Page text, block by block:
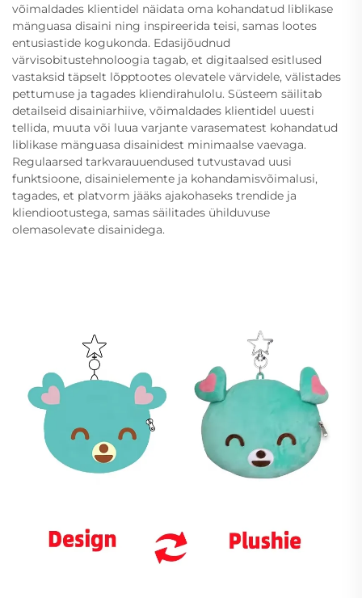
võimaldades klientidel näidata oma kohandatud liblikase
mänguasa disaini ning inspireerida teisi, samas lootes
entusiastide kogukonda. Edasijõudnud
värvisobitustehnoloogia tagab, et digitaalsed esitlused
vastaksid täpselt lõpptootes olevatele värvidele, välistades
pettumuse ja tagades kliendirahulolu. Süsteem säilitab
detailseid disainiarhiive, võimaldades klientidel uuesti
tellida, muuta või luua varjante varasematest kohandatud
liblikase mänguasa disainidest minimaalse vaevaga.
Regulaarsed tarkvarauuendused tutvustavad uusi
funktsioone, disainielemente ja kohandamisvõimalusi,
tagades, et platvorm jääks ajakohaseks trendide ja
kliendiootustega, samas säilitades ühilduvuse
olemasolevate disainidega.